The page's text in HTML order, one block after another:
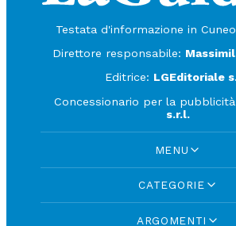
Testata d'informazione in
Direttore responsabile:
Editrice: LGEditoriale
Concessionario per la
s.r.l.
MENU
CATEGORIE
ARGOMENTI